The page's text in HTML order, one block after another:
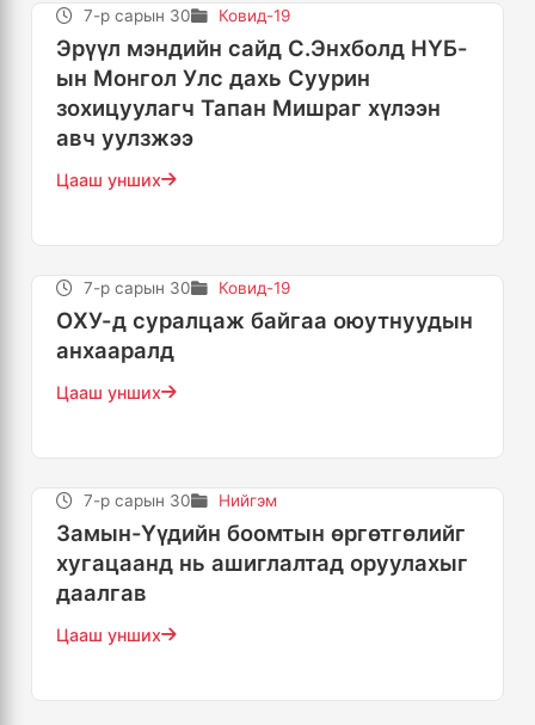
7-р сарын 30 Ковид-19
Эрүүл мэндийн сайд С.Энхболд НҮБ-
ын Монгол Улс дахь Суурин
зохицуулагч Тапан Мишраг хүлээн
авч уулзжээ
Цааш унших
7-р сарын 30 Ковид-19
ОХУ-д суралцаж байгаа оюутнуудын
анхааралд
Цааш унших
7-р сарын 30 Нийгэм
Замын-Үүдийн боомтын өргөтгөлийг
хугацаанд нь ашиглалтад оруулахыг
даалгав
Цааш унших